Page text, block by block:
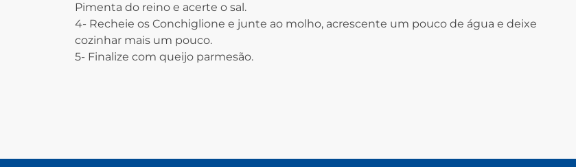
Pimenta do reino e acerte o sal.
4- Recheie os Conchiglione e junte ao molho, acrescente um pouco de água e deixe
cozinhar mais um pouco.
5- Finalize com queijo parmesão.